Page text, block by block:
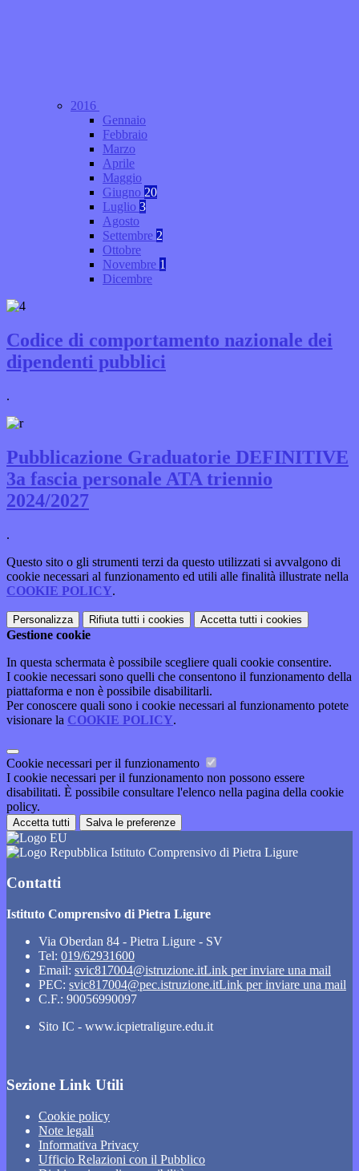
2016
Gennaio
Febbraio
Marzo
Aprile
Maggio
Giugno 20
Luglio 3
Agosto
Settembre 2
Ottobre
Novembre 1
Dicembre
Codice di comportamento nazionale dei
dipendenti pubblici
.
Pubblicazione Graduatorie DEFINITIVE
3a fascia personale ATA triennio
2024/2027
.
Questo sito o gli strumenti terzi da questo utilizzati si avvalgono di
cookie necessari al funzionamento ed utili alle finalità illustrate nella
COOKIE POLICY.
Personalizza Rifiuta tutti i cookies Accetta tutti i cookies
Gestione cookie
In questa schermata è possibile scegliere quali cookie consentire.
I cookie necessari sono quelli che consentono il funzionamento della
piattaforma e non è possibile disabilitarli.
Per conoscere quali sono i cookie necessari al funzionamento potete
visionare la COOKIE POLICY.
Cookie necessari per il funzionamento
I cookie necessari per il funzionamento non possono essere
disabilitati. È possibile consultare l'elenco nella pagina della cookie
policy.
Accetta tutti Salva le preferenze
Istituto Comprensivo di Pietra Ligure
Contatti
Istituto Comprensivo di Pietra Ligure
Via Oberdan 84 - Pietra Ligure - SV
Tel: 019/62931600
Email: svic817004@istruzione.itLink per inviare una mail
PEC: svic817004@pec.istruzione.itLink per inviare una mail
C.F.: 90056990097
Sito IC - www.icpietraligure.edu.it
Sezione Link Utili
Cookie policy
Note legali
Informativa Privacy
Ufficio Relazioni con il Pubblico